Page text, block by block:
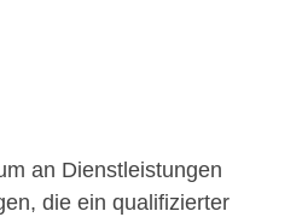
an Dienstleistungen
die ein qualifizierter